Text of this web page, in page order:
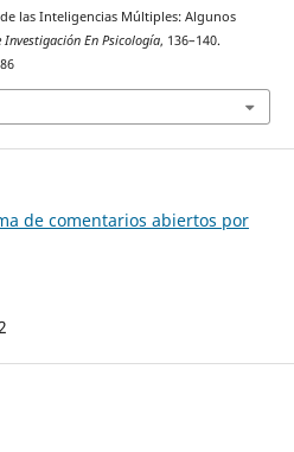
las Inteligencias Múltiples: Algunos
Investigación En Psicología, 136–140.
de comentarios abiertos por